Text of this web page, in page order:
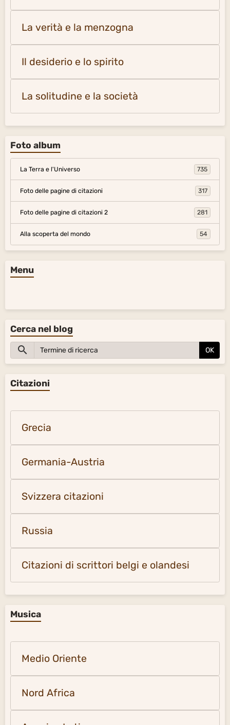
La verità e la menzogna
Il desiderio e lo spirito
La solitudine e la società
Foto album
La Terra e l'Universo 735
Foto delle pagine di citazioni 317
Foto delle pagine di citazioni 2 281
Alla scoperta del mondo 54
Menu
Cerca nel blog
OK
Citazioni
Grecia
Germania-Austria
Svizzera citazioni
Russia
Citazioni di scrittori belgi e olandesi
Musica
Medio Oriente
Nord Africa